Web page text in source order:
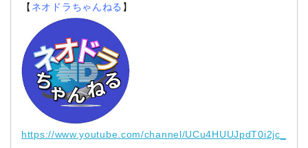
【 ネオドラちゃんねる 】
https://www.youtube.com/channel/UCu4HUUJpdT0i2jc_